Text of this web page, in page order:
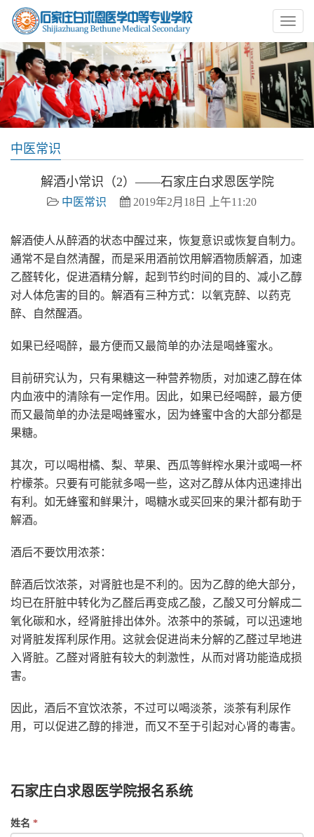
中医常识
解酒小常识（2）——石家庄白求恩医学院
中医常识 2019年2月18日 上午11:20
解酒使人从醉酒的状态中醒过来，恢复意识或恢复自制力。
通常不是自然清醒，而是采用酒前饮用解酒物质解酒，加速
乙醛转化，促进酒精分解，起到节约时间的目的、减小乙醇
对人体危害的目的。解酒有三种方式：以氧克醉、以药克
醉、自然醒酒。
如果已经喝醉，最方便而又最简单的办法是喝蜂蜜水。
目前研究认为，只有果糖这一种营养物质，对加速乙醇在体
内血液中的清除有一定作用。因此，如果已经喝醉，最方便
而又最简单的办法是喝蜂蜜水，因为蜂蜜中含的大部分都是
果糖。
其次，可以喝柑橘、梨、苹果、西瓜等鲜榨水果汁或喝一杯
柠檬茶。只要有可能就多喝一些，这对乙醇从体内迅速排出
有利。如无蜂蜜和鲜果汁，喝糖水或买回来的果汁都有助于
解酒。
酒后不要饮用浓茶：
醉酒后饮浓茶，对肾脏也是不利的。因为乙醇的绝大部分，
均已在肝脏中转化为乙醛后再变成乙酸，乙酸又可分解成二
氧化碳和水，经肾脏排出体外。浓茶中的茶碱，可以迅速地
对肾脏发挥利尿作用。这就会促进尚未分解的乙醛过早地进
入肾脏。乙醛对肾脏有较大的刺激性，从而对肾功能造成损
害。
因此，酒后不宜饮浓茶，不过可以喝淡茶，淡茶有利尿作
用，可以促进乙醇的排泄，而又不至于引起对心肾的毒害。
石家庄白求恩医学院报名系统
If
姓名 *